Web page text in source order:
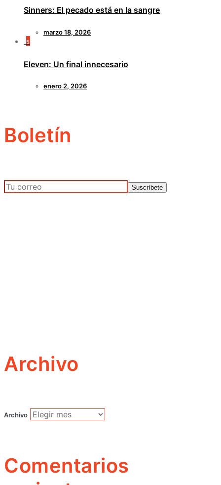
Sinners: El pecado está en la sangre
marzo 18, 2026
5
Eleven: Un final innecesario
enero 2, 2026
Boletín
Archivo
Archivo
Comentarios